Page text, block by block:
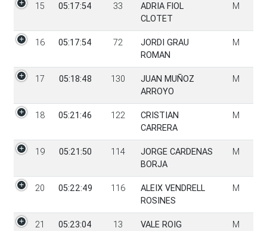
15 05:17:54 33
ADRIA FIOL
CLOTET
M
16 05:17:54 72
JORDI GRAU
ROMAN
M
17 05:18:48 130
JUAN MUÑOZ
ARROYO
M
18 05:21:46 122
CRISTIAN
CARRERA
M
19 05:21:50 114
JORGE CARDENAS
BORJA
M
20 05:22:49 116
ALEIX VENDRELL
ROSINES
M
21 05:23:04 13
VALE ROIG
M